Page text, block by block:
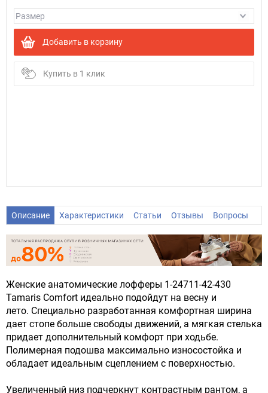
Добавить в корзину
Купить в 1 клик
Описание Характеристики Статьи Отзывы Вопросы
Женские анатомические лофферы 1-24711-42-430
Tamaris Comfort идеально подойдут на весну и
лето. Специально разработанная комфортная ширина
дает стопе больше свободы движений, а мягкая стелька
придает дополнительный комфорт при ходьбе.
Полимерная подошва максимально износостойка и
обладает идеальным сцеплением с поверхностью.
Увеличенный низ подчеркнут контрастным рантом, а